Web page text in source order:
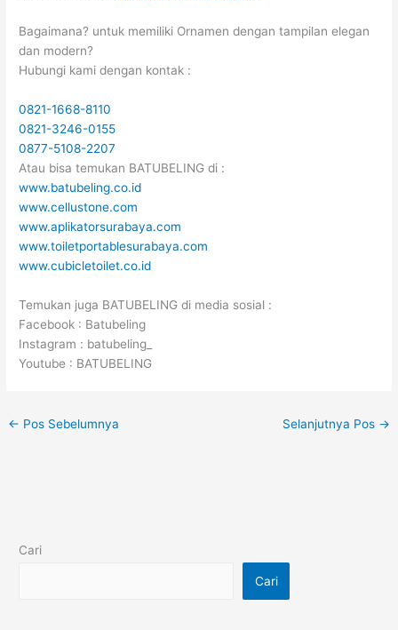
Bagaimana? untuk memiliki Ornamen dengan tampilan elegan
dan modern?
Hubungi kami dengan kontak :
0821-1668-8110
0821-3246-0155
0877-5108-2207
Atau bisa temukan BATUBELING di :
www.batubeling.co.id
www.cellustone.com
www.aplikatorsurabaya.com
www.toiletportablesurabaya.com
www.cubicletoilet.co.id
Temukan juga BATUBELING di media sosial :
Facebook : Batubeling
Instagram : batubeling_
Youtube : BATUBELING
← Pos Sebelumnya Selanjutnya Pos →
Cari
Cari